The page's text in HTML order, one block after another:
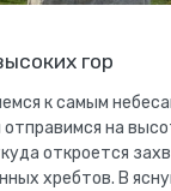
гор
к самым
на
откроется
хребтов. В